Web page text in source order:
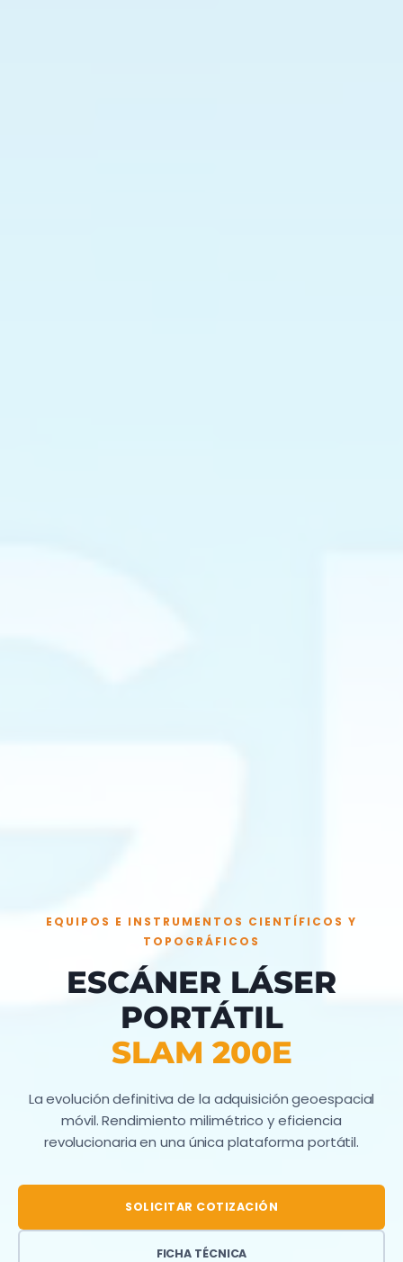
EQUIPOS E INSTRUMENTOS CIENTÍFICOS Y
TOPOGRÁFICOS
ESCÁNER LÁSER
PORTÁTIL
SLAM 200E
La evolución definitiva de la adquisición geoespacial
móvil. Rendimiento milimétrico y eficiencia
revolucionaria en una única plataforma portátil.
SOLICITAR COTIZACIÓN
FICHA TÉCNICA